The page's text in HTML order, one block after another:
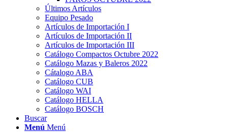
Últimos Artículos
Equipo Pesado
Artículos de Importación I
Artículos de Importación II
Artículos de Importación III
Catálogo Compactos Octubre 2022
Catálogo Mazas y Baleros 2022
Cátalogo ABA
Catálogo CUB
Catálogo WAI
Catálogo HELLA
Catálogo BOSCH
Buscar
Menú Menú